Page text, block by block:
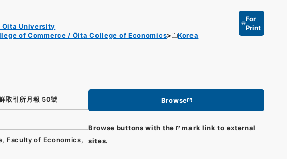
Oita University
of Commerce / Ōita College of Economics
Korea
For
Print
Browse
Browse buttons with the
mark link to external
sites.
取引所月報 50號
Faculty of Economics,